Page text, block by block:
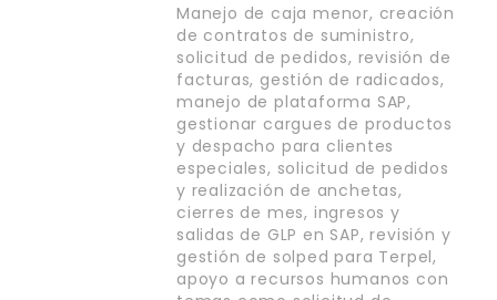
Manejo de caja menor, creación
de contratos de suministro,
solicitud de pedidos, revisión de
facturas, gestión de radicados,
manejo de plataforma SAP,
gestionar cargues de productos
y despacho para clientes
especiales, solicitud de pedidos
y realización de anchetas,
cierres de mes, ingresos y
salidas de GLP en SAP, revisión y
gestión de solped para Terpel,
apoyo a recursos humanos con